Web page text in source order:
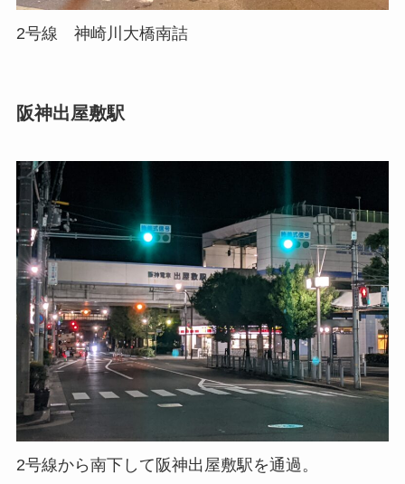
2号線 神崎川大橋南詰
阪神出屋敷駅
2号線から南下して阪神出屋敷駅を通過。